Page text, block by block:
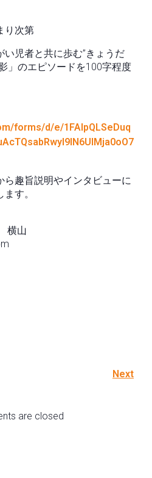
り次第
児者と共に歩む”きょうだ
」のエピソードを100字程度
forms/d/e/1FAIpQLSeDuq
ら趣旨説明やインタビューに
す。
横山
Next
are closed